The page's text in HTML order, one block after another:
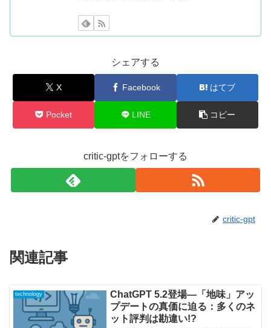
シェアする
X Facebook はてブ
Pocket LINE コピー
critic-gptをフォローする
critic-gpt
関連記事
technology
ChatGPT 5.2登場—「地味」アッ
プデートの真価に迫る：多くのネ
ット評判は勘違い!?